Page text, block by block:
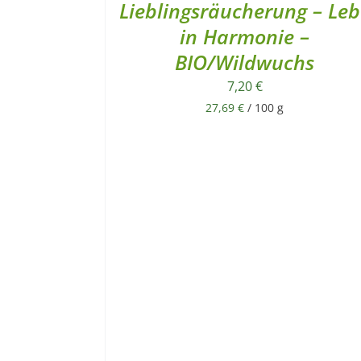
Lieblingsräucherung –
in Harmonie –
BIO/Wildwuchs
7,20€
27,69€ / 100 g